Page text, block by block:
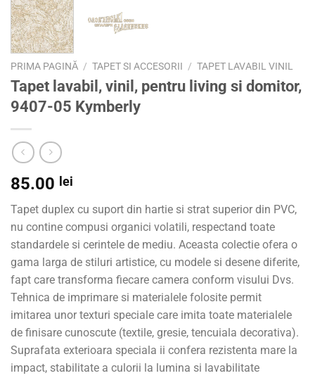
PRIMA PAGINĂ / TAPET SI ACCESORII / TAPET LAVABIL VINIL
Tapet lavabil, vinil, pentru living si domitor,
9407-05 Kymberly
85.00 lei
Tapet duplex cu suport din hartie si strat superior din PVC,
nu contine compusi organici volatili, respectand toate
standardele si cerintele de mediu. Aceasta colectie ofera o
gama larga de stiluri artistice, cu modele si desene diferite,
fapt care transforma fiecare camera conform visului Dvs.
Tehnica de imprimare si materialele folosite permit
imitarea unor texturi speciale care imita toate materialele
de finisare cunoscute (textile, gresie, tencuiala decorativa).
Suprafata exterioara speciala ii confera rezistenta mare la
impact, stabilitate a culorii la lumina si lavabilitate